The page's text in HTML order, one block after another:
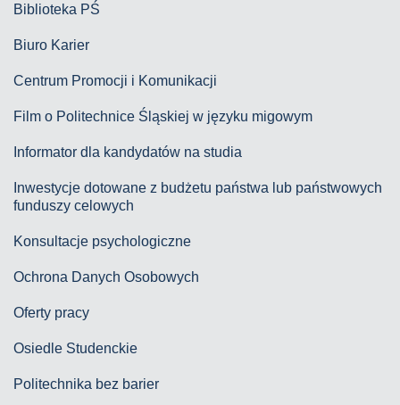
Biblioteka PŚ
Biuro Karier
Centrum Promocji i Komunikacji
Film o Politechnice Śląskiej w języku migowym
Informator dla kandydatów na studia
Inwestycje dotowane z budżetu państwa lub państwowych
funduszy celowych
Konsultacje psychologiczne
Ochrona Danych Osobowych
Oferty pracy
Osiedle Studenckie
Politechnika bez barier